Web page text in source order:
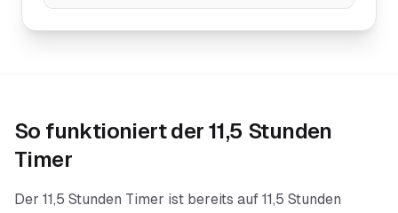
So funktioniert der 11,5 Stunden
Timer
Der 11,5 Stunden Timer ist bereits auf 11,5 Stunden